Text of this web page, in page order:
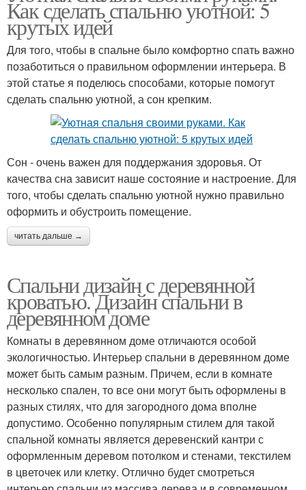
Как сделать спальню уютной: 5
крутых идей
Для того, чтобы в спальне было комфортно спать важно
позаботиться о правильном оформлении интерьера. В
этой статье я поделюсь способами, которые помогут
сделать спальню уютной, а сон крепким.
Сон - очень важен для поддержания здоровья. От
качества сна зависит наше состояние и настроение. Для
того, чтобы сделать спальню уютной нужно правильно
оформить и обустроить помещение.
читать дальше →
Спальни дизайн с деревянной
кроватью. Дизайн спальни в
деревянном доме
Комнаты в деревянном доме отличаются особой
экологичностью. Интерьер спальни в деревянном доме
может быть самым разным. Причем, если в комнате
несколько спален, то все они могут быть оформлены в
разных стилях, что для загородного дома вполне
допустимо. Особенно популярным стилем для такой
спальной комнаты является деревенский кантри с
оформленным деревом потолком и стенами, текстилем
в цветочек или клетку. Отлично будет смотреться